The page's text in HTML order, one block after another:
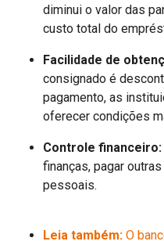
diminui o valor das
custo total do
Facilidade de
consignado é
pagamento, as
oferecer condições
Controle financeiro:
finanças, pagar
pessoais.
Leia também: O